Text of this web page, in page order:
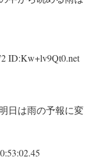
ID:Kw+lv9Qt0.net
日は雨の予報に変